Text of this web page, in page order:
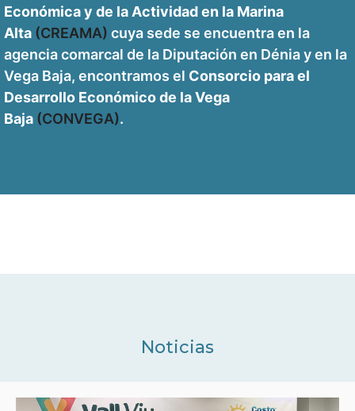
Económica y de la Actividad en la Marina
Alta (CREAMA) cuya sede se encuentra en la
agencia comarcal de la Diputación en Dénia y en la
Vega Baja, encontramos el Consorcio para el
Desarrollo Económico de la Vega
Baja (CONVEGA).
Noticias